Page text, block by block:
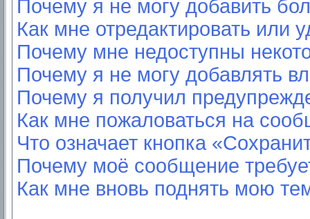
Почему я не могу добавить
Как мне отредактировать или
Почему мне недоступны
Почему я не могу добавлять
Почему я получил
Как мне пожаловаться на
Что означает кнопка
Почему моё сообщение
Как мне вновь поднять мою